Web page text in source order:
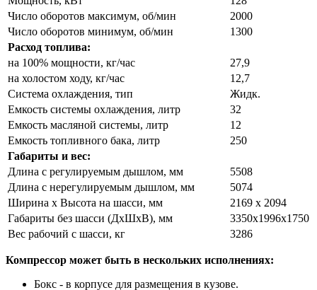
Число оборотов максимум, об/мин
2000
Число оборотов минимум, об/мин
1300
Расход топлива:
на 100% мощности, кг/час
27,9
на холостом ходу, кг/час
12,7
Система охлаждения, тип
Жидк.
Емкость системы охлаждения, литр
32
Емкость масляной системы, литр
12
Емкость топливного бака, литр
250
Габариты и вес:
Длина с регулируемым дышлом, мм
5508
Длина с нерегулируемым дышлом, мм
5074
Ширина х Высота на шасси, мм
2169 х 2094
Габариты без шасси (ДхШхВ), мм
3350х1996х1750
Вес рабочий с шасси, кг
3286
Компрессор может быть в нескольких исполнениях:
Бокс - в корпусе для размещения в кузове.